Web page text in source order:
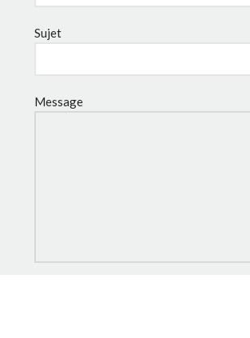
Sujet
Message